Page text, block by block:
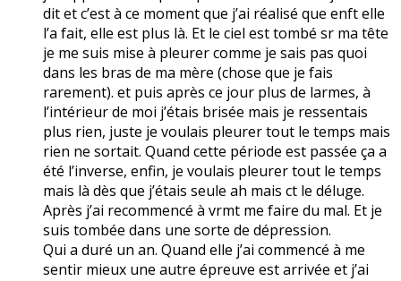
dit et c’est à ce moment que j’ai réalisé que enft elle
l’a fait, elle est plus là. Et le ciel est tombé sr ma tête
je me suis mise à pleurer comme je sais pas quoi
dans les bras de ma mère (chose que je fais
rarement). et puis après ce jour plus de larmes, à
l’intérieur de moi j’étais brisée mais je ressentais
plus rien, juste je voulais pleurer tout le temps mais
rien ne sortait. Quand cette période est passée ça a
été l’inverse, enfin, je voulais pleurer tout le temps
mais là dès que j’étais seule ah mais ct le déluge.
Après j’ai recommencé à vrmt me faire du mal. Et je
suis tombée dans une sorte de dépression.
Qui a duré un an. Quand elle j’ai commencé à me
sentir mieux une autre épreuve est arrivée et j’ai